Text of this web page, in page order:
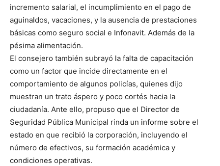
incremento salarial, el incumplimiento en el pago de
aguinaldos, vacaciones, y la ausencia de prestaciones
básicas como seguro social e Infonavit. Además de la
pésima alimentación.
El consejero también subrayó la falta de capacitación
como un factor que incide directamente en el
comportamiento de algunos policías, quienes dijo
muestran un trato áspero y poco cortés hacia la
ciudadanía. Ante ello, propuso que el Director de
Seguridad Pública Municipal rinda un informe sobre el
estado en que recibió la corporación, incluyendo el
número de efectivos, su formación académica y
condiciones operativas.